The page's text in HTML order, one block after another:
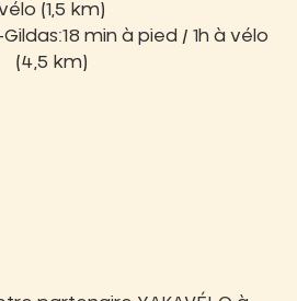
(1,5 km)
min à pied / 1h à vélo
(4,5 km)